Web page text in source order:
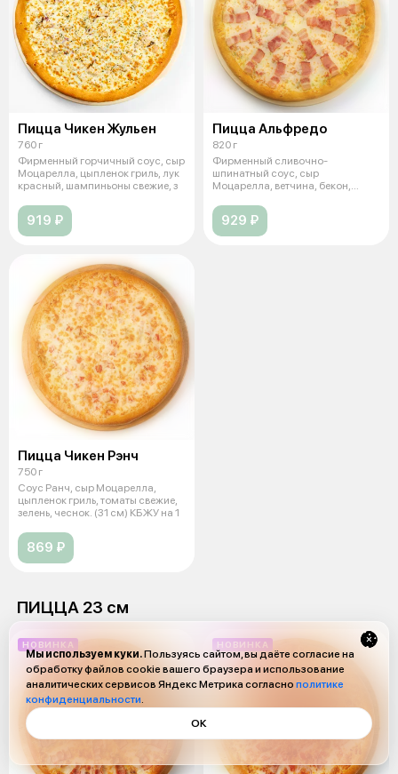
Пицца Чикен Жульен
760 г
Фирменный горчичный соус, сыр
Моцарелла, цыпленок гриль, лук
красный, шампиньоны свежие, з
919 ₽
Пицца Альфредо
820 г
Фирменный сливочно-
шпинатный соус, сыр
Моцарелла, ветчина, бекон,
929 ₽
Пицца Чикен Рэнч
750 г
Соус Ранч, сыр Моцарелла,
цыпленок гриль, томаты свежие,
зелень, чеснок. (31 см) КБЖУ на 1
869 ₽
ПИЦЦА 23 см
НОВИНКА НОВИНКА
Мы используем куки.Пользуясь сайтом, вы даёте согласие на
обработку файлов cookie вашего браузера и использование
аналитических сервисов Яндекс Метрика согласно политике
конфиденциальности.
ОК